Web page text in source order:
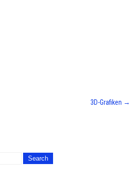
3D-Grafiken →